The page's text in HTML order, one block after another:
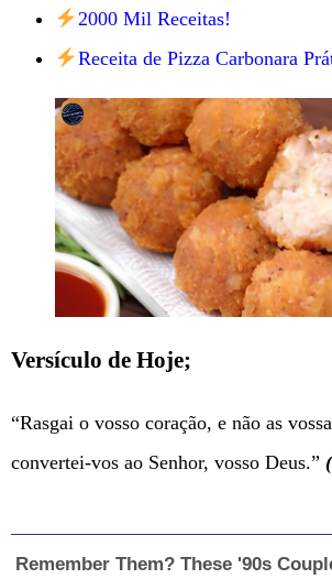
2000 Mil Receitas!
Receita de Pizza Carbonara
Versículo de Hoje;
“Rasgai o vosso coração, e não as
convertei-vos ao Senhor, vosso Deus.” (